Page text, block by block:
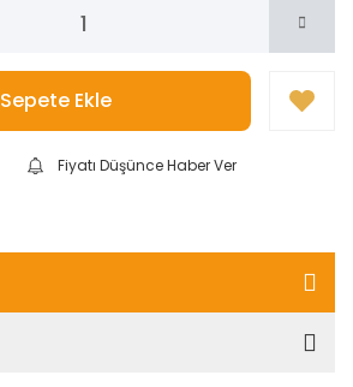
Sepete Ekle
Fiyatı Düşünce Haber Ver